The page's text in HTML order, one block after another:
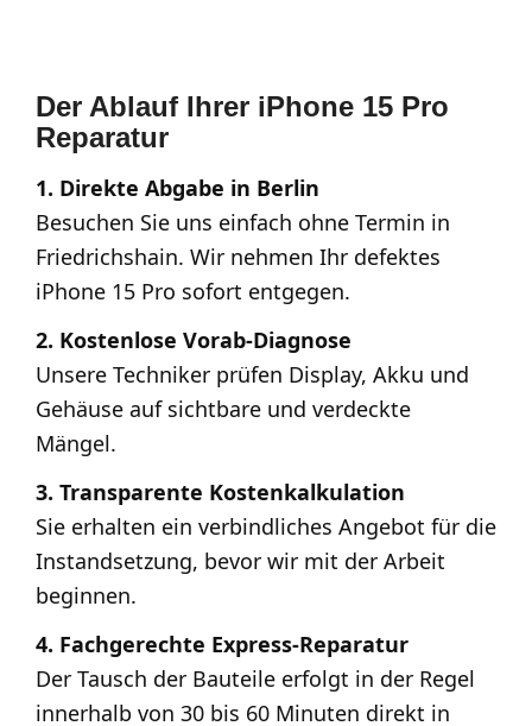
Der Ablauf Ihrer iPhone 15 Pro
Reparatur
1. Direkte Abgabe in Berlin
Besuchen Sie uns einfach ohne Termin in
Friedrichshain. Wir nehmen Ihr defektes
iPhone 15 Pro sofort entgegen.
2. Kostenlose Vorab-Diagnose
Unsere Techniker prüfen Display, Akku und
Gehäuse auf sichtbare und verdeckte
Mängel.
3. Transparente Kostenkalkulation
Sie erhalten ein verbindliches Angebot für die
Instandsetzung, bevor wir mit der Arbeit
beginnen.
4. Fachgerechte Express-Reparatur
Der Tausch der Bauteile erfolgt in der Regel
innerhalb von 30 bis 60 Minuten direkt in